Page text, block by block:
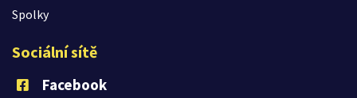
Spolky
Sociální sítě
Facebook